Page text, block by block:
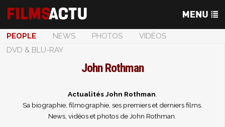
PEOPLE NEWS PHOTOS
VIDÉOS
DVD & BLU-RAY
John Rothman
Actualités John Rothman
Sa biographie, filmographie, ses premiers et derniers films.
News, vidéos et photos de John Rothman.